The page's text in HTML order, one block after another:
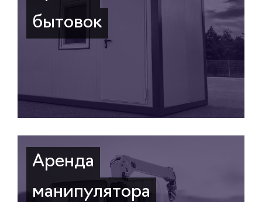
бытовок
Аренда
манипулятора